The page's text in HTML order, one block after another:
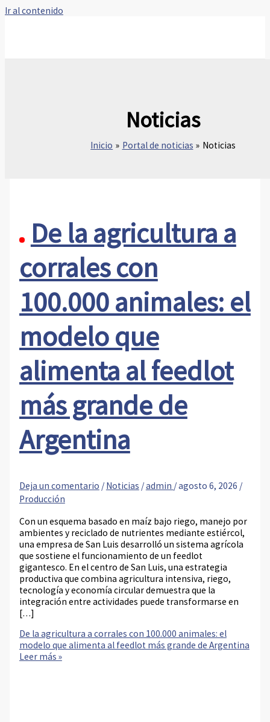
Ir al contenido
Noticias
Inicio Portal de noticias Noticias
De la agricultura a
corrales con
100.000 animales: el
modelo que
alimenta al feedlot
más grande de
Argentina
Deja un comentario / Noticias /admin /agosto 6, 2026 /
Producción
Con un esquema basado en maíz bajo riego, manejo por
ambientes y reciclado de nutrientes mediante estiércol,
una empresa de San Luis desarrolló un sistema agrícola
que sostiene el funcionamiento de un feedlot
gigantesco. En el centro de San Luis, una estrategia
productiva que combina agricultura intensiva, riego,
tecnología y economía circular demuestra que la
integración entre actividades puede transformarse en
[…]
De la agricultura a corrales con 100.000 animales: el
modelo que alimenta al feedlot más grande de Argentina
Leer más »